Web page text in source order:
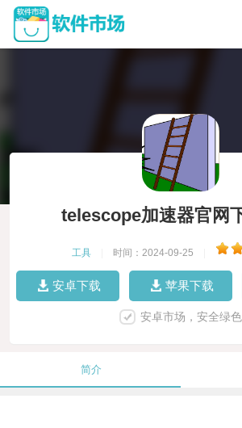
telescope加速器官网
工具 时间：2024-09-25
安卓下载 苹果下载
安卓市场，安全绿色
简介